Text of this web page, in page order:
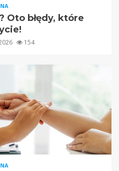
Oto błędy, które
154